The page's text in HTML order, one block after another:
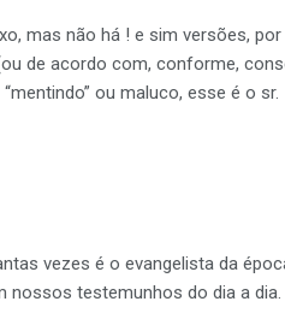
mas não há ! e sim versões,
de acordo com, conforme,
ou maluco, esse é o sr.
vezes é o evangelista da
nossos testemunhos do dia a dia.